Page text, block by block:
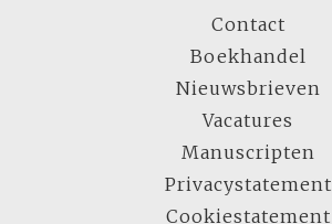
Contact
Boekhandel
Nieuwsbrieven
Vacatures
Manuscripten
Privacystatement
Cookiestatement